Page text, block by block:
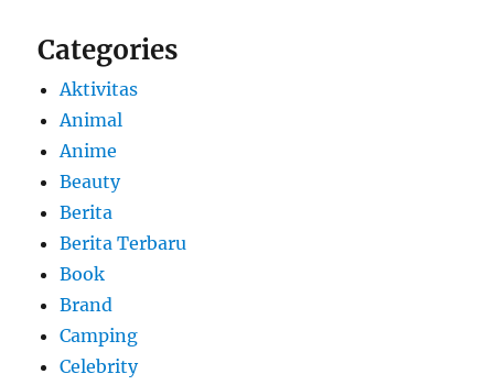
Categories
Aktivitas
Animal
Anime
Beauty
Berita
Berita Terbaru
Book
Brand
Camping
Celebrity